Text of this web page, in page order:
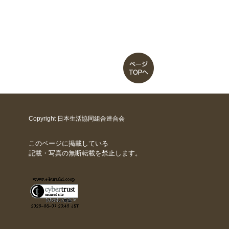
Copyright 日本生活協同組合連合会
このページに掲載している
記載・写真の無断転載を禁止します。